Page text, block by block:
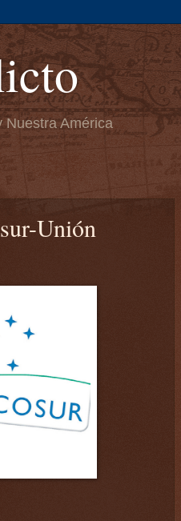
Nuestra América
Unión